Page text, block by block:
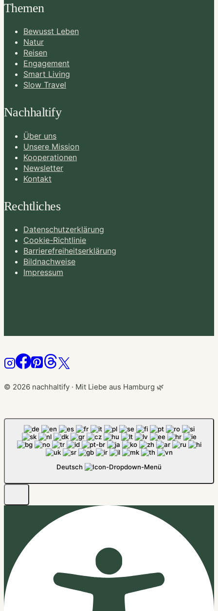
Themen
Bewusst Leben
Natur
Reisen
Engagement
Smart Living
Slow Travel
Nachhaltify
Über uns
Unsere Mission
Kooperationen
Newsletter
Kontakt
Rechtliches
Datenschutzerklärung
Cookie-Richtlinie
Barrierefreiheitserklärung
Bildnachweise
Impressum
© 2026 nachhaltify · Mit Liebe aus Hamburg 🌿
Deutsch